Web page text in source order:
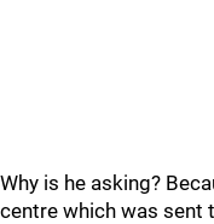
Why is he asking?
centre which was sent